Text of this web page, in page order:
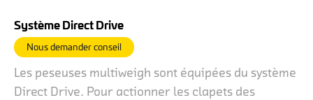
Système Direct Drive
Nous demander conseil
Les peseuses multiweigh sont équipées du système
Direct Drive. Pour actionner les clapets des